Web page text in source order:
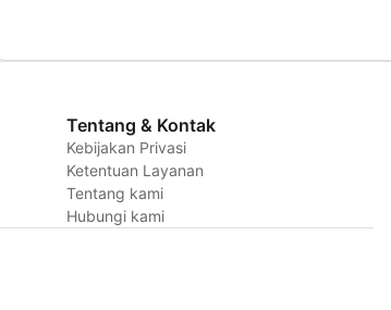
Tentang & Kontak
Kebijakan Privasi
Ketentuan Layanan
Tentang kami
Hubungi kami